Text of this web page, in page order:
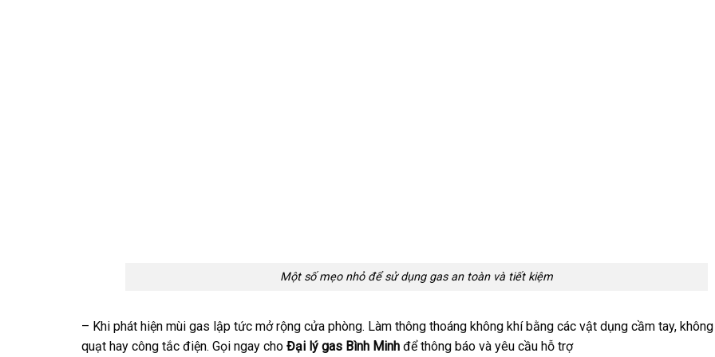
Một số mẹo nhỏ để sử dụng gas an toàn và tiết kiệm
– Khi phát hiện mùi gas lập tức mở rộng cửa phòng. Làm thông thoáng không khí bằng các vật dụng cầm tay,
quạt hay công tắc điện. Gọi ngay cho Đại lý gas Bình Minh để thông báo và yêu cầu hỗ trợ